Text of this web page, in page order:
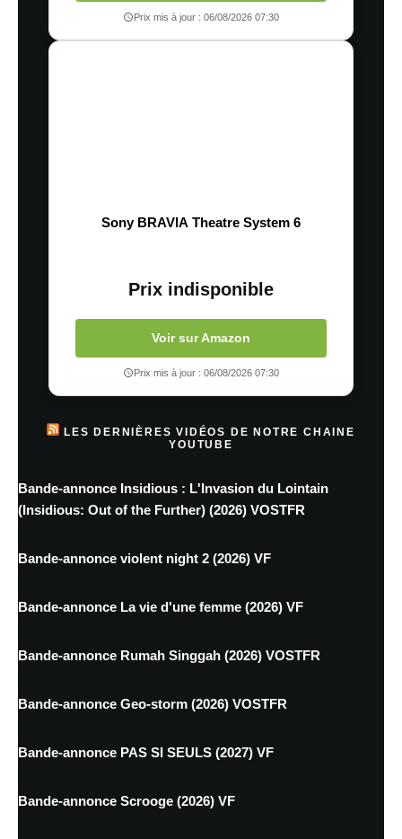
Prix mis à jour : 06/08/2026 07:30
Sony BRAVIA Theatre System 6
Prix indisponible
Voir sur Amazon
Prix mis à jour : 06/08/2026 07:30
LES DERNIÈRES VIDÉOS DE NOTRE CHAINE
YOUTUBE
Bande-annonce Insidious : L'Invasion du Lointain
(Insidious: Out of the Further) (2026) VOSTFR
Bande-annonce violent night 2 (2026) VF
Bande-annonce La vie d'une femme (2026) VF
Bande-annonce Rumah Singgah (2026) VOSTFR
Bande-annonce Geo-storm (2026) VOSTFR
Bande-annonce PAS SI SEULS (2027) VF
Bande-annonce Scrooge (2026) VF